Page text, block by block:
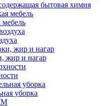
бытовая химия
жир и нагар
уборка